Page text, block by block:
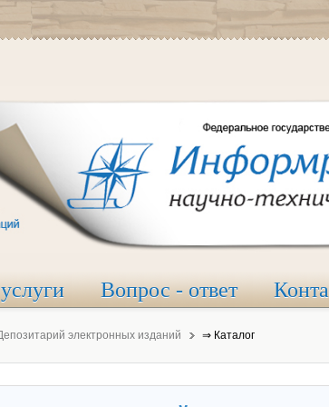
Вопрос - ответ
электронных изданий ⇒ Каталог